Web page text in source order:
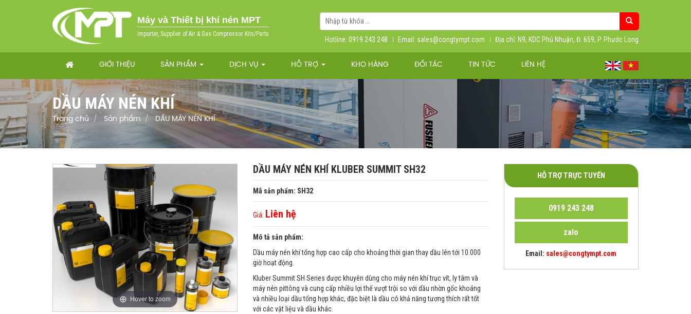
Máy và Thiết bị khí nén MPT
Importer, Supplier of Air & Gas Compressor Kits/Parts
Hotline: 0919 243 248 Email: sales@congtympt.com Địa chỉ: N9, KDC Phú Nhuận, Đ. 659, P. Phước Long
GIỚI THIỆU SẢN PHẨM DỊCH VỤ HỖ TRỢ KHO HÀNG ĐỐI TÁC TIN TỨC LIÊN HỆ
DẦU MÁY NÉN KHÍ
Trang chủ Sản phẩm DẦU MÁY NÉN KHÍ
Hover to zoom
DẦU MÁY NÉN KHÍ KLUBER SUMMIT SH32
Mã sản phẩm: SH32
Giá: Liên hệ
Mô tả sản phẩm:
Dầu máy nén khí tổng hợp cao cấp cho khoảng thời gian thay dầu lên tới 10.000
giờ hoạt động.
Kluber Summit SH Series được khuyên dùng cho máy nén khí trục vít, ly tâm và
máy nén pittông và cung cấp nhiều lợi thế vượt trội so với dầu nhờn gốc khoáng
và nhiều loại dầu tổng hợp khác, đặc biệt là dầu có khả năng tương thích rất tốt
với các vật liệu và dầu khác.
HỖ TRỢ TRỰC TUYẾN
0919 243 248
zalo
Email: sales@congtympt.com